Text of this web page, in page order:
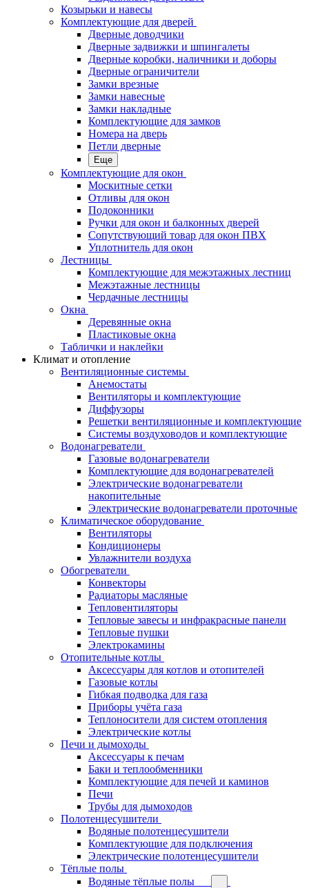
Козырьки и навесы
Комплектующие для дверей
Дверные доводчики
Дверные задвижки и шпингалеты
Дверные коробки, наличники и доборы
Дверные ограничители
Замки врезные
Замки навесные
Замки накладные
Комплектующие для замков
Номера на дверь
Петли дверные
Еще
Комплектующие для окон
Москитные сетки
Отливы для окон
Подоконники
Ручки для окон и балконных дверей
Сопутствующий товар для окон ПВХ
Уплотнитель для окон
Лестницы
Комплектующие для межэтажных лестниц
Межэтажные лестницы
Чердачные лестницы
Окна
Деревянные окна
Пластиковые окна
Таблички и наклейки
Климат и отопление
Вентиляционные системы
Анемостаты
Вентиляторы и комплектующие
Диффузоры
Решетки вентиляционные и комплектующие
Системы воздуховодов и комплектующие
Водонагреватели
Газовые водонагреватели
Комплектующие для водонагревателей
Электрические водонагреватели
накопительные
Электрические водонагреватели проточные
Климатическое оборудование
Вентиляторы
Кондиционеры
Увлажнители воздуха
Обогреватели
Конвекторы
Радиаторы масляные
Тепловентиляторы
Тепловые завесы и инфракрасные панели
Тепловые пушки
Электрокамины
Отопительные котлы
Аксессуары для котлов и отопителей
Газовые котлы
Гибкая подводка для газа
Приборы учёта газа
Теплоносители для систем отопления
Электрические котлы
Печи и дымоходы
Аксессуары к печам
Баки и теплообменники
Комплектующие для печей и каминов
Печи
Трубы для дымоходов
Полотенцесушители
Водяные полотенцесушители
Комплектующие для подключения
Электрические полотенцесушители
Тёплые полы
Водяные тёплые полы